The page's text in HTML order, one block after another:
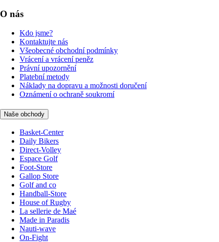
O nás
Kdo jsme?
Kontaktujte nás
Všeobecné obchodní podmínky
Vrácení a vrácení peněz
Právní upozornění
Platební metody
Náklady na dopravu a možnosti doručení
Oznámení o ochraně soukromí
Naše obchody
Basket-Center
Daily Bikers
Direct-Volley
Espace Golf
Foot-Store
Gallop Store
Golf and co
Handball-Store
House of Rugby
La sellerie de Maé
Made in Paradis
Nauti-wave
On-Fight